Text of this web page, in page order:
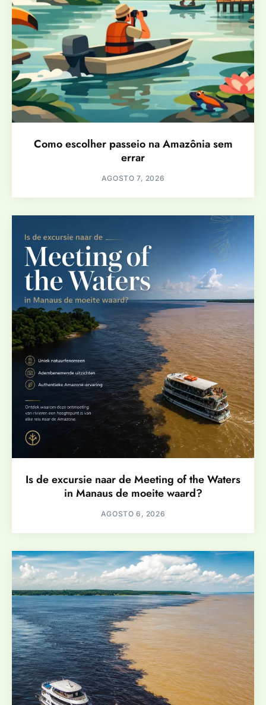
Como escolher passeio na Amazônia sem
errar
AGOSTO 7, 2026
Is de excursie naar de Meeting of the Waters
in Manaus de moeite waard?
AGOSTO 6, 2026